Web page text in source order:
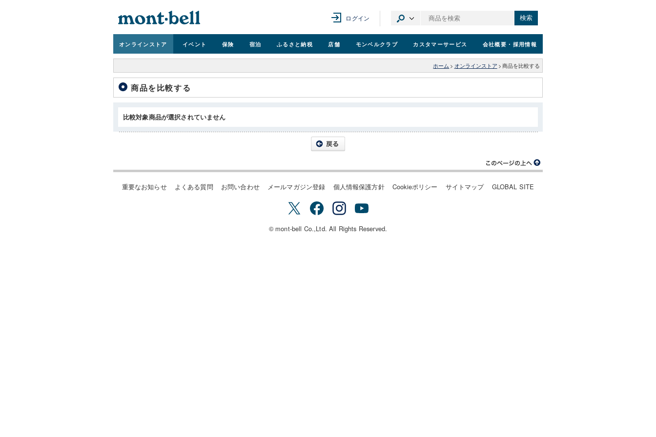
ログイン 検索
オンラインストア イベント 保険 宿泊 ふるさと納税 店舗 モンベルクラブ カスタマーサービス 会社概要 ・採用情報
ホーム > オンラインストア > 商品を比較する
商品を比較する
比較対象商品が選択されていません
重要なお知らせ よくある質問 お問い合わせ メールマガジン登録 個人情報保護方針 Cookieポリシー サイトマップ GLOBAL SITE
© mont-bell Co.,Ltd. All Rights Reserved.